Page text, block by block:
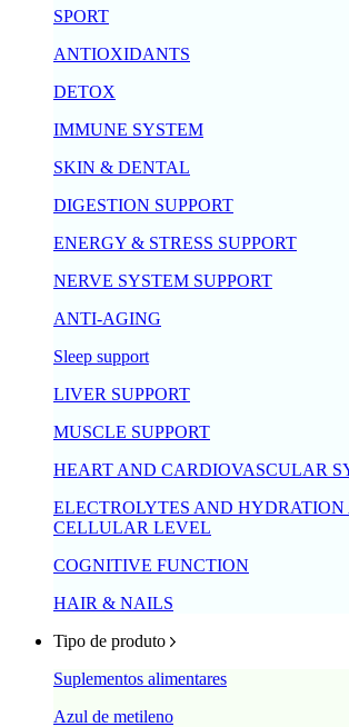
SPORT
ANTIOXIDANTS
DETOX
IMMUNE SYSTEM
SKIN & DENTAL
DIGESTION SUPPORT
ENERGY & STRESS SUPPORT
NERVE SYSTEM SUPPORT
ANTI-AGING
Sleep support
LIVER SUPPORT
MUSCLE SUPPORT
HEART AND CARDIOVASCULAR
ELECTROLYTES AND HYDRATION
CELLULAR LEVEL
COGNITIVE FUNCTION
HAIR & NAILS
Tipo de produto
Suplementos alimentares
Azul de metileno